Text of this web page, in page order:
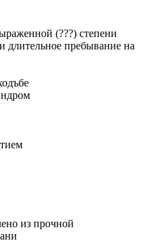
(???) степени
длительное пребывание на
из прочной